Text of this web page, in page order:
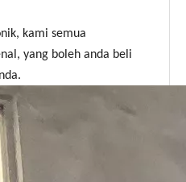
kami semua
yang boleh anda beli